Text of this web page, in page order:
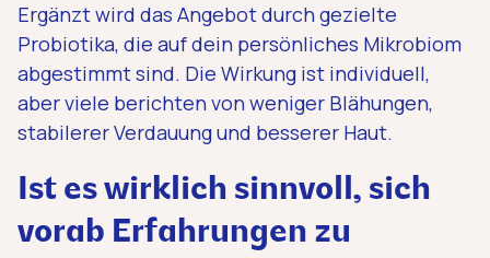
Ergänzt wird das Angebot durch gezielte
Probiotika, die auf dein persönliches Mikrobiom
abgestimmt sind. Die Wirkung ist individuell,
aber viele berichten von weniger Blähungen,
stabilerer Verdauung und besserer Haut.
Ist es wirklich sinnvoll, sich
vorab Erfahrungen zu